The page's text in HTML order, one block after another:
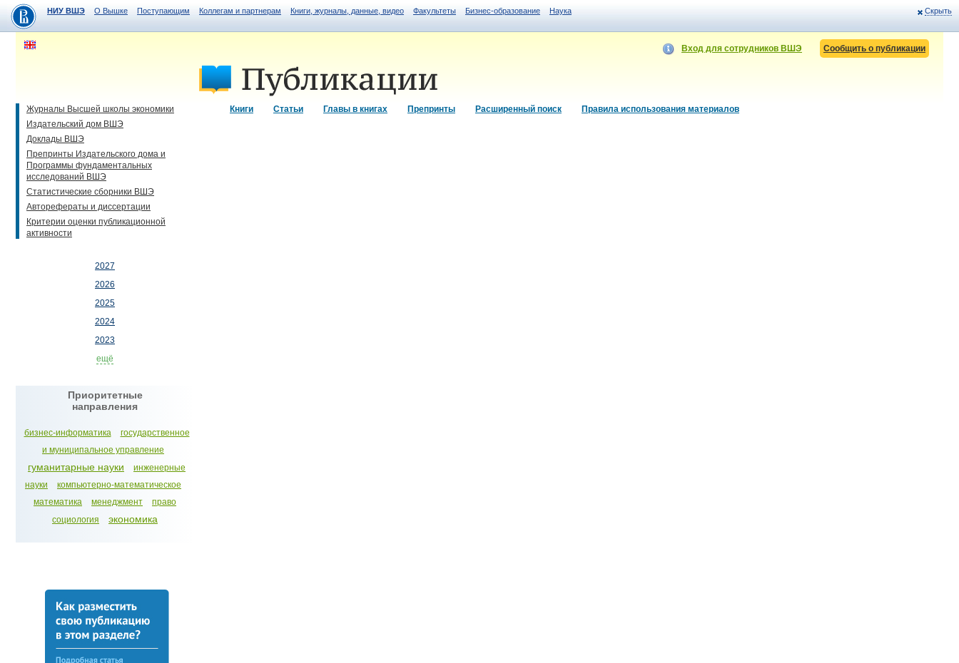
Скрыть
НИУ ВШЭ О Вышке Поступающим Коллегам и партнерам Книги, журналы, данные, видео Факультеты Бизнес-образование Наука
Сообщить о публикации
Вход для сотрудников ВШЭ
Книги Статьи Главы в книгах Препринты Расширенный поиск Правила использования материалов
Журналы Высшей школы экономики
Издательский дом ВШЭ
Доклады ВШЭ
Препринты Издательского дома и
Программы фундаментальных
исследований ВШЭ
Статистические сборники ВШЭ
Авторефераты и диссертации
Критерии оценки публикационной
активности
2027
2026
2025
2024
2023
ещё
Приоритетные
направления
бизнес-информатика
государственное
и муниципальное управление
гуманитарные науки
инженерные
науки
компьютерно-математическое
математика
менеджмент
право
социология
экономика